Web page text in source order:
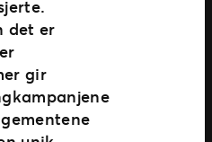
det er
gir